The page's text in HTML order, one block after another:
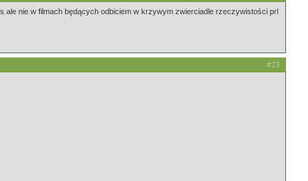
ale nie w filmach będących odbiciem w krzywym zwierciadle rzeczywistości prl
#23